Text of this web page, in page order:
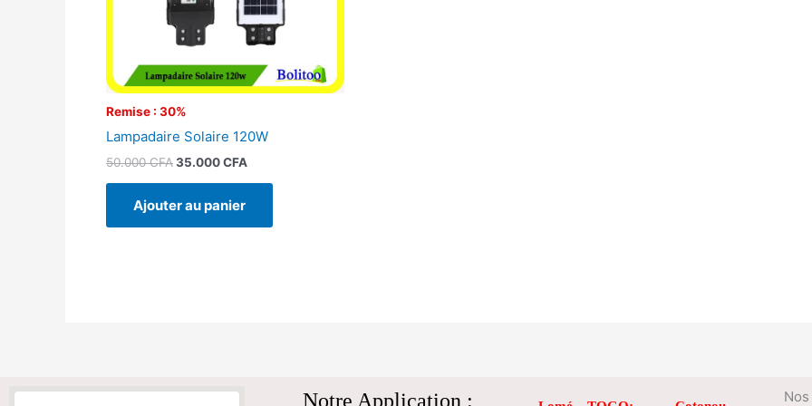
Remise : 30%
Lampadaire Solaire 120W
50.000CFA35.000CFA
Ajouter au panier
Notre Application :